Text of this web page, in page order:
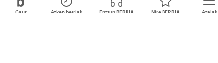
Gaur Atalak
Azken berriak Entzun BERRIA Nire BERRIA